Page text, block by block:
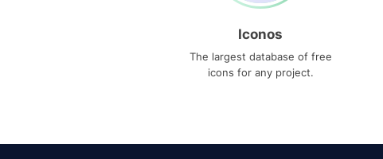
Iconos
The largest database of free
icons for any project.